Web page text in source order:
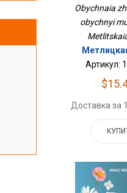
Obychnaia
obychnyi
Артикул:
Доставка за